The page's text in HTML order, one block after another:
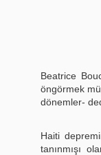
Beatrice
öngörmek
dönemler-
Haiti
tanınmışı